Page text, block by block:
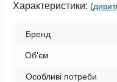
Характеристики:
Бренд
Об'єм
Особливі потреби